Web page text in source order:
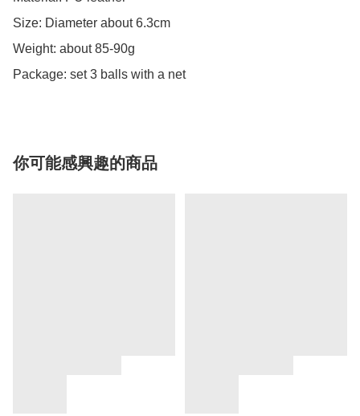
Size: Diameter about 6.3cm
Weight: about 85-90g
你可能感興趣的商品